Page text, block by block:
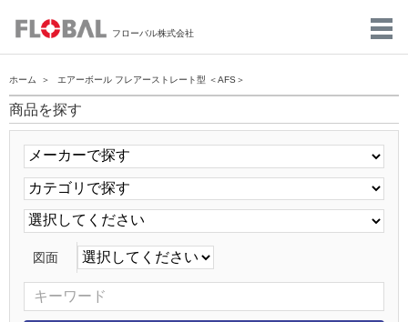
フローバル株式会社
ホーム エアーボール フレアーストレート型 ＜AFS＞
商品を探す
図面